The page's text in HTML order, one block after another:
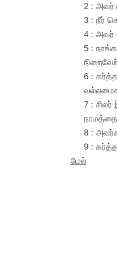
2 : அவர்
3 : நீர்
4 : அவர்
5 :
6 :
7 :
8 :
9 :
மேல்